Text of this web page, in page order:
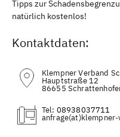
Tipps zur
natürlich kostenlos!
Kontaktdaten:
Klempner Verband
Hauptstraße 12
86655
Tel: 08938037711
(at)